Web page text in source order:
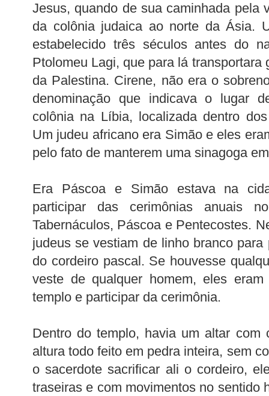
Jesus, quando de sua caminhada pela
da colônia judaica ao norte da Ásia.
estabelecido três séculos antes do
Ptolomeu Lagi, que para lá transportara
da Palestina. Cirene, não era o
denominação que indicava o lugar
colônia na Líbia, localizada dentro
Um judeu africano era Simão e eles
pelo fato de manterem uma sinagoga
Era Páscoa e Simão estava na
participar das cerimônias anuais
Tabernáculos, Páscoa e Pentecostes.
judeus se vestiam de linho branco
do cordeiro pascal. Se houvesse
veste de qualquer homem, eles
templo e participar da cerimônia.
Dentro do templo, havia um altar com
altura todo feito em pedra inteira, sem
o sacerdote sacrificar ali o cordeiro,
traseiras e com movimentos no sentido